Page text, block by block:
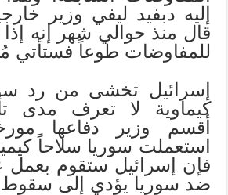
إليه دبفيد ليفي وزير
قال منذ حوالي شهر إنه
للمفاوضات طوعاً فستأتي
إسرائيل تخشى من رد
كيماوية لا تعرف مدى
أقسم وزير دفاعها
استعملت سوريا سلاحاً
فإن إسرائيل ستقوم
ضد سوريا يؤدي إلى سقوط